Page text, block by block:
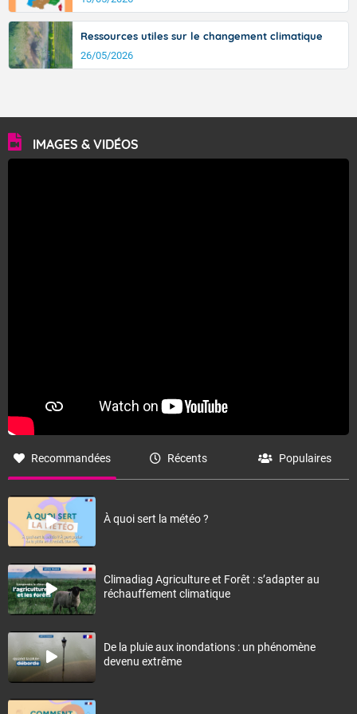
Ressources utiles sur le changement climatique
26/05/2026
IMAGES & VIDÉOS
Recommandées Récents Populaires
À quoi sert la météo ?
Climadiag Agriculture et Forêt : s’adapter au
réchauffement climatique
De la pluie aux inondations : un phénomène
devenu extrême